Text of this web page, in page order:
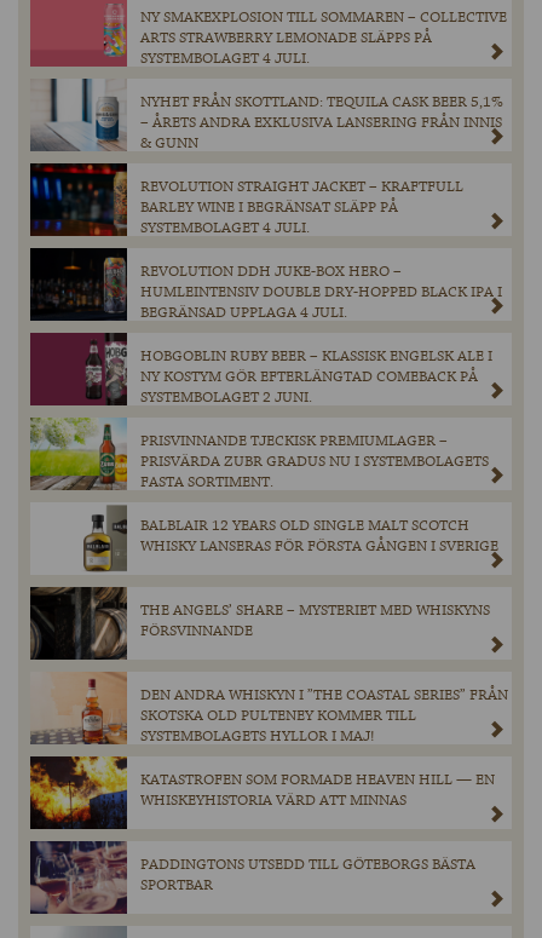
NY SMAKEXPLOSION TILL SOMMAREN – COLLECTIVE
ARTS STRAWBERRY LEMONADE SLÄPPS PÅ
SYSTEMBOLAGET 4 JULI.
NYHET FRÅN SKOTTLAND: TEQUILA CASK BEER 5,1%
– ÅRETS ANDRA EXKLUSIVA LANSERING FRÅN INNIS
& GUNN
REVOLUTION STRAIGHT JACKET – KRAFTFULL
BARLEY WINE I BEGRÄNSAT SLÄPP PÅ
SYSTEMBOLAGET 4 JULI.
REVOLUTION DDH JUKE-BOX HERO –
HUMLEINTENSIV DOUBLE DRY-HOPPED BLACK IPA I
BEGRÄNSAD UPPLAGA 4 JULI.
HOBGOBLIN RUBY BEER – KLASSISK ENGELSK ALE I
NY KOSTYM GÖR EFTERLÄNGTAD COMEBACK PÅ
SYSTEMBOLAGET 2 JUNI.
PRISVINNANDE TJECKISK PREMIUMLAGER –
PRISVÄRDA ZUBR GRADUS NU I SYSTEMBOLAGETS
FASTA SORTIMENT.
BALBLAIR 12 YEARS OLD SINGLE MALT SCOTCH
WHISKY LANSERAS FÖR FÖRSTA GÅNGEN I SVERIGE
THE ANGELS’ SHARE – MYSTERIET MED WHISKYNS
FÖRSVINNANDE
DEN ANDRA WHISKYN I ”THE COASTAL SERIES” FRÅN
SKOTSKA OLD PULTENEY KOMMER TILL
SYSTEMBOLAGETS HYLLOR I MAJ!
KATASTROFEN SOM FORMADE HEAVEN HILL — EN
WHISKEYHISTORIA VÄRD ATT MINNAS
PADDINGTONS UTSEDD TILL GÖTEBORGS BÄSTA
SPORTBAR